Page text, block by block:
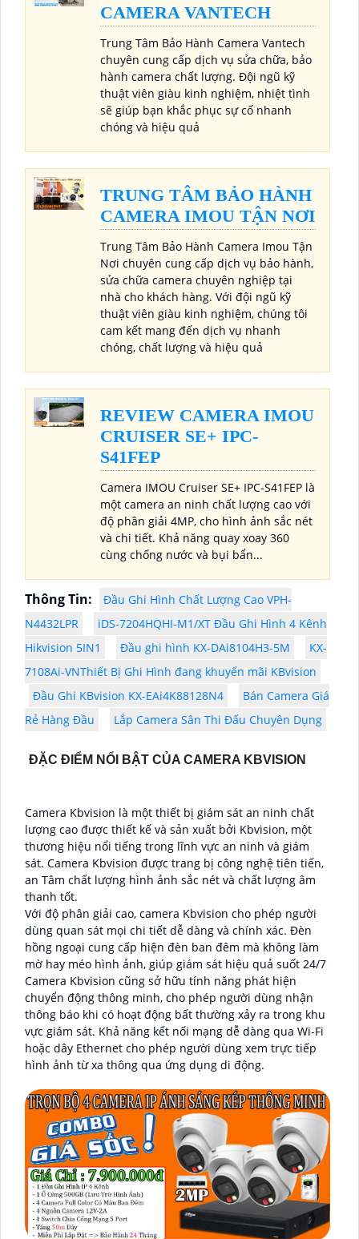
CAMERA VANTECH
Trung Tâm Bảo Hành Camera Vantech
chuyên cung cấp dịch vụ sửa chữa, bảo
hành camera chất lượng. Đội ngũ kỹ
thuật viên giàu kinh nghiệm, nhiệt tình
sẽ giúp bạn khắc phục sự cố nhanh
chóng và hiệu quả
TRUNG TÂM BẢO HÀNH
CAMERA IMOU TẬN NƠI
Trung Tâm Bảo Hành Camera Imou Tận
Nơi chuyên cung cấp dịch vụ bảo hành,
sửa chữa camera chuyên nghiệp tại
nhà cho khách hàng. Với đội ngũ kỹ
thuật viên giàu kinh nghiệm, chúng tôi
cam kết mang đến dịch vụ nhanh
chóng, chất lượng và hiệu quả
REVIEW CAMERA IMOU
CRUISER SE+ IPC-
S41FEP
Camera IMOU Cruiser SE+ IPC-S41FEP là
một camera an ninh chất lượng cao với
độ phân giải 4MP, cho hình ảnh sắc nét
và chi tiết. Khả năng quay xoay 360
cùng chống nước và bụi bẩn...
Thông Tin:
Đầu Ghi Hình Chất Lượng Cao VPH-
N4432LPR
iDS-7204HQHI-M1/XT Đầu Ghi Hình 4 Kênh
Hikvision 5IN1
Đầu ghi hình KX-DAi8104H3-5M
KX-
7108Ai-VNThiết Bị Ghi Hình đang khuyến mãi KBvision
Đầu Ghi KBvision KX-EAi4K88128N4
Bán Camera Giá
Rẻ Hàng Đầu
Lắp Camera Sân Thi Đấu Chuyên Dụng
ĐẶC ĐIỂM NỔI BẬT CỦA CAMERA KBVISION
Camera Kbvision là một thiết bị giám sát an ninh chất
lượng cao được thiết kế và sản xuất bởi Kbvision, một
thương hiệu nổi tiếng trong lĩnh vực an ninh và giám
sát. Camera Kbvision được trang bị công nghệ tiên tiến,
an Tâm chất lượng hình ảnh sắc nét và chất lượng âm
thanh tốt.
Với độ phân giải cao, camera Kbvision cho phép người
dùng quan sát mọi chi tiết dễ dàng và chính xác. Đèn
hồng ngoại cung cấp hiện đèn ban đêm mà không làm
mờ hay méo hình ảnh, giúp giám sát hiệu quả suốt 24/7
Camera Kbvision cũng sở hữu tính năng phát hiện
chuyển động thông minh, cho phép người dùng nhận
thông báo khi có hoạt động bất thường xảy ra trong khu
vực giám sát. Khả năng kết nối mạng dễ dàng qua Wi-Fi
hoặc dây Ethernet cho phép người dùng xem trực tiếp
hình ảnh từ xa thông qua ứng dụng di động.